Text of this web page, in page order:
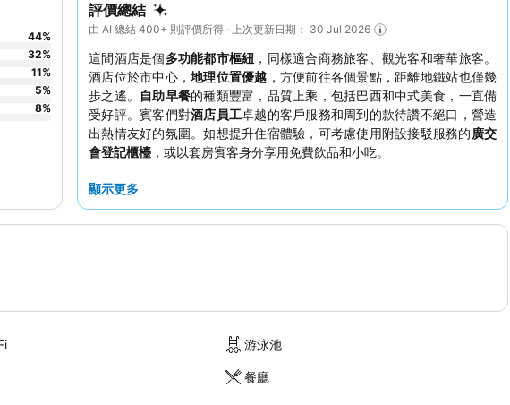
評價總結
由 AI 總結 400+ 則評價所得 · 上次更新日期： 30 Jul 2026
這間酒店是個多功能都市樞紐 ，同樣適合商務旅客、觀光客和奢華旅客。
酒店位於市中心，地理位置優越 ，方便前往各個景點，距離地鐵站也僅幾
步之遙。
自助早餐的種類豐富，品質上乘，包括巴西和中式美食，一直備
受好評。賓客們對酒店員工卓越的客戶服務和周到的款待讚不絕口，營造
出熱情友好的氛圍。如想提升住宿體驗，可考慮使用附設接駁服務的 廣交
會登記櫃檯 ，或以套房賓客身分享用免費飲品和小吃。
顯示更多
44%
32%
11%
5%
8%
游泳池
餐廳